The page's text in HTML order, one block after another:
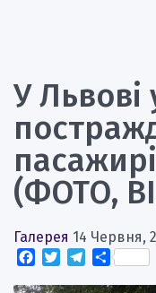
У Львові
(ФОТО,
Галерея 14 Червня,
Facebook
TwitterTelegram